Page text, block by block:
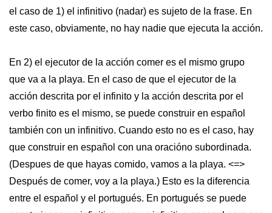
el caso de 1) el infinitivo (nadar) es sujeto de la frase. En
este caso, obviamente, no hay nadie que ejecuta la acción.
En 2) el ejecutor de la acción comer es el mismo grupo
que va a la playa. En el caso de que el ejecutor de la
acción descrita por el infinito y la acción descrita por el
verbo finito es el mismo, se puede construir en español
también con un infinitivo. Cuando esto no es el caso, hay
que construir en español con una oracióno subordinada.
(Despues de que hayas comido, vamos a la playa. <=>
Después de comer, voy a la playa.) Esto es la diferencia
entre el español y el portugués. En portugués se puede